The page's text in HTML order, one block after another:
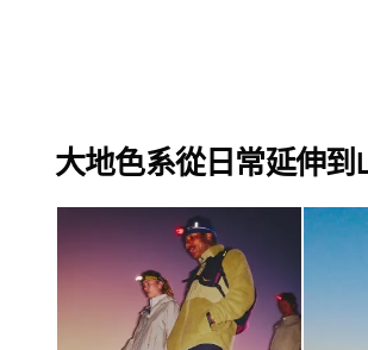
大地色系從日常延伸到